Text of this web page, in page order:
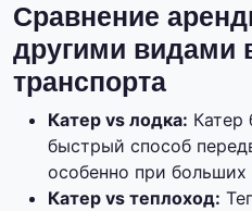
Сравнение
другими видами
транспорта
Катер vs лодка: Катер
быстрый способ
особенно при больших
Катер vs теплоход: